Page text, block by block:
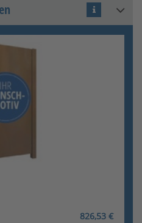
UPLOADEN
826,53 €